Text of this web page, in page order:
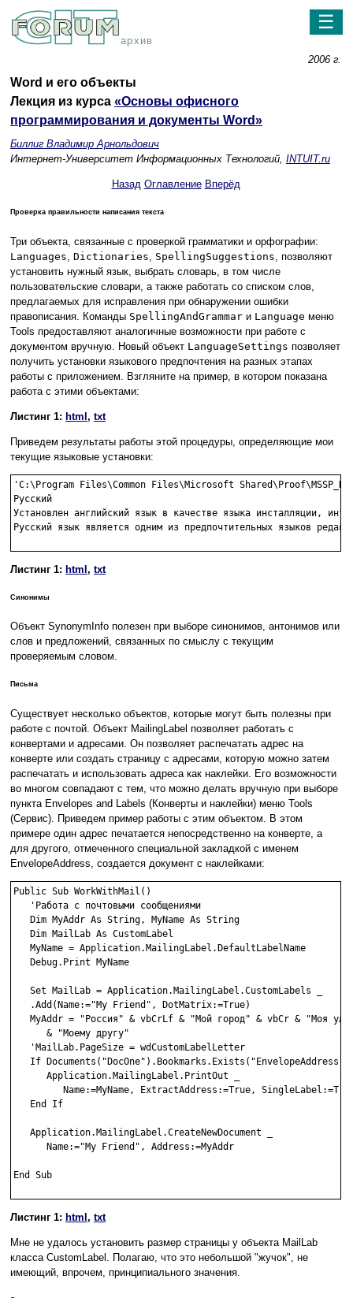
архив
☰
2006 г.
Word и его объекты
Лекция из курса «Основы офисного
программирования и документы Word»
Биллиг Владимир Арнольдович
Интернет-Университет Информационных Технологий, INTUIT.ru
Назад Оглавление Вперёд
Проверка правильности написания текста
Три объекта, связанные с проверкой грамматики и орфографии:
Languages Dictionaries SpellingSuggestions , позволяют
установить нужный язык, выбрать словарь, в том числе
пользовательские словари, а также работать со списком слов,
предлагаемых для исправления при обнаружении ошибки
правописания. Команды SpellingAndGrammar и Language меню
Tools предоставляют аналогичные возможности при работе с
документом вручную. Новый объект LanguageSettings позволяет
получить установки языкового предпочтения на разных этапах
работы с приложением. Взгляните на пример, в котором показана
работа с этими объектами:
Листинг 1: html, txt
Приведем результаты работы этой процедуры, определяющие мои
текущие языковые установки:
'C:\Program Files\Common Files\Microsoft
Русский
Установлен английский язык в качестве языка инсталляции,
Русский язык является одним из предпочтительных языков
Листинг 1: html, txt
Синонимы
Объект SynonymInfo полезен при выборе синонимов, антонимов или
слов и предложений, связанных по смыслу с текущим
проверяемым словом.
Письма
Существует несколько объектов, которые могут быть полезны при
работе с почтой. Объект MailingLabel позволяет работать с
конвертами и адресами. Он позволяет распечатать адрес на
конверте или создать страницу с адресами, которую можно затем
распечатать и использовать адреса как наклейки. Его возможности
во многом совпадают с тем, что можно делать вручную при выборе
пункта Envelopes and Labels (Конверты и наклейки) меню Tools
(Сервис). Приведем пример работы с этим объектом. В этом
примере один адрес печатается непосредственно на конверте, а
для другого, отмеченного специальной закладкой с именем
EnvelopeAddress, создается документ с наклейками:
Public Sub WorkWithMail()
   'Работа с почтовыми сообщениями
   Dim MyAddr As String, MyName As String
   Dim MailLab As CustomLabel
   MyName = Application.MailingLabel.DefaultLabelName
   Debug.Print MyName
   Set MailLab = Application.MailingLabel.CustomLabels _
   .Add(Name:="My Friend", DotMatrix:=True)
MyAddr = "Россия" & vbCrLf & "Мой город" & vbCr & "Моя
      & "Моему другу"
   'MailLab.PageSize = wdCustomLabelLetter
If Documents("DocOne").Bookmarks.Exists("EnvelopeAddress")
      Application.MailingLabel.PrintOut _
Name:=MyName, ExtractAddress:=True,
   End If
   Application.MailingLabel.CreateNewDocument _
      Name:="My Friend", Address:=MyAddr
End Sub
Листинг 1: html , txt
Мне не удалось установить размер страницы у объекта MailLab
класса CustomLabel. Полагаю, что это небольшой "жучок", не
имеющий, впрочем, принципиального значения.